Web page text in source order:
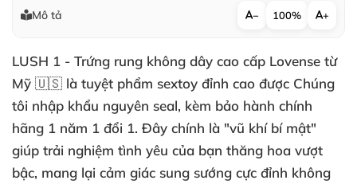
Mô tả − 100% +
LUSH 1 - Trứng rung không dây cao cấp Lovense từ
Mỹ 🇺🇸 là tuyệt phẩm sextoy đỉnh cao được Chúng
tôi nhập khẩu nguyên seal, kèm bảo hành chính
hãng 1 năm 1 đổi 1. Đây chính là "vũ khí bí mật"
giúp trải nghiệm tình yêu của bạn thăng hoa vượt
bậc, mang lại cảm giác sung sướng cực đỉnh không